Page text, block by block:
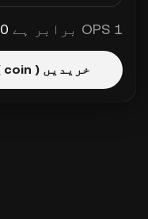
1 OPS برابر ہے 0 USD
خریدیں Octopus Protocol ( coin )